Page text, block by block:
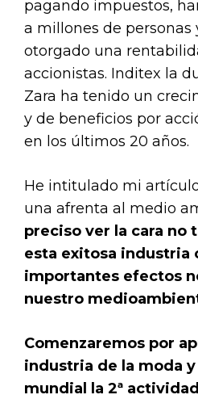
pagando impuestos,
a millones de
otorgado una
accionistas. Inditex la
Zara ha tenido un
y de beneficios por
en los últimos 20 años.
He intitulado mi
una afrenta al medio
preciso ver la cara no
esta exitosa industria
importantes efectos
nuestro
Comenzaremos por
industria de la moda
mundial la 2ª